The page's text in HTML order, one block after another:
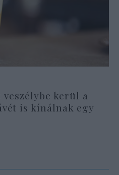
kerül a
is kínálnak egy